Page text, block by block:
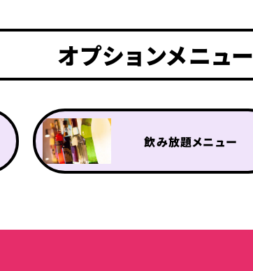
オプションメニュー
飲み放題メニュー
ドリンクメニュー